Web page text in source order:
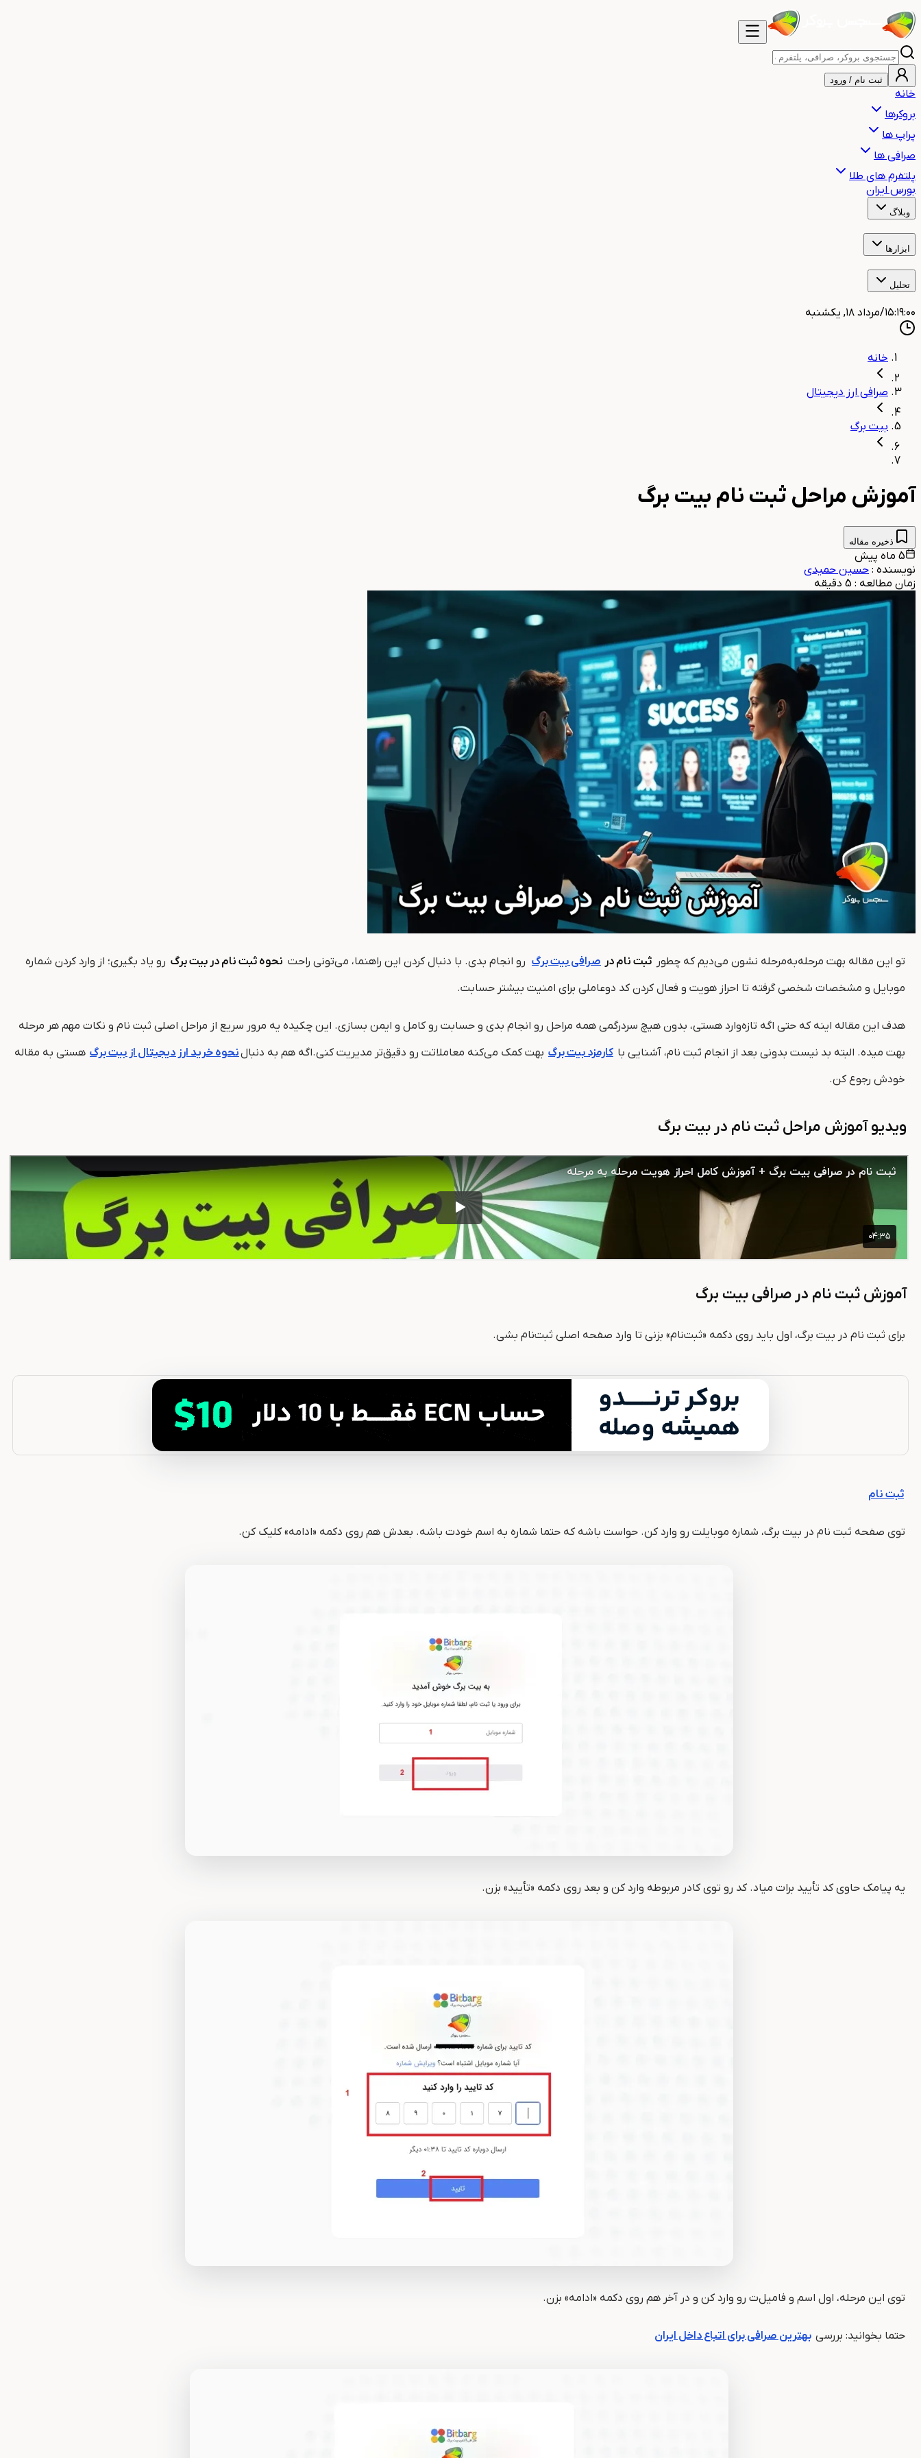
ثبت نام / ورود
خانه
بروکرها
پراپ ها
صرافی ها
پلتفرم های طلا
بورس ایران
وبلاگ
آموزشاخبارهشدار
ابزارها
ساعت بازارهای مالی جهان
تحلیل
تحلیل تکنیکال طلا
۱۵:۱۹:۰۱/مرداد ۱۸, یکشنبه
خانه
صرافی ارز دیجیتال
بیت برگ
آموزش مراحل ثبت نام بیت برگ
ذخیره مقاله
5 ماه پیش
نویسنده : حسین حمیدی
زمان مطالعه :
5 دقیقه
تو این مقاله بهت مرحله‌به‌مرحله نشون می‌دیم که چطور ثبت نام در صرافی بیت برگ رو انجام بدی. با دنبال کردن این راهنما، می‌تونی راحت نحوه ثبت نام در بیت برگ رو یاد بگیری؛ از وارد کردن شماره
موبایل و مشخصات شخصی گرفته تا احراز هویت و فعال کردن کد دوعاملی برای امنیت بیشتر حسابت.
هدف این مقاله اینه که حتی اگه تازه‌وارد هستی، بدون هیچ سردرگمی همه مراحل رو انجام بدی و حسابت رو کامل و ایمن بسازی. این چکیده یه مرور سریع از مراحل اصلی ثبت نام و نکات مهم هر مرحله
بهت میده. البته بد نیست بدونی بعد از انجام ثبت‌ نام، آشنایی با کارمزد بیت برگ بهت کمک می‌کنه معاملاتت رو دقیق‌تر مدیریت کنی.اگه هم به دنبالنحوه خرید ارز دیجیتال از بیت برگ هستی به مقاله
خودش رجوع کن.
ویدیو آموزش مراحل ثبت نام در بیت برگ
آموزش ثبت نام در صرافی بیت برگ
برای ثبت نام در بیت برگ، اول باید روی دکمه «ثبت‌نام» بزنی تا وارد صفحه اصلی ثبت‌نام بشی.
ثبت نام
توی صفحه ثبت نام در بیت برگ، شماره موبایلت رو وارد کن. حواست باشه که حتما شماره به اسم خودت باشه. بعدش هم روی دکمه «ادامه» کلیک کن.
یه پیامک حاوی کد تأیید برات میاد. کد رو توی کادر مربوطه وارد کن و بعد روی دکمه «تأیید» بزن.
توی این مرحله، اول اسم و فامیل‌ت رو وارد کن و در آخر هم روی دکمه «ادامه» بزن.
حتما بخوانید: بررسی بهترین صرافی برای اتباع داخل ایران